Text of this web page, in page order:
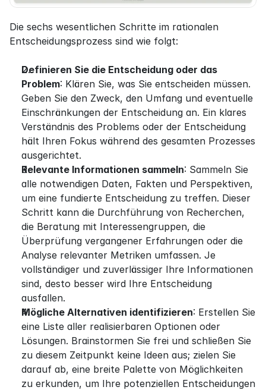
Die sechs wesentlichen Schritte im rationalen
Entscheidungsprozess sind wie folgt:
Definieren Sie die Entscheidung oder das
Problem: Klären Sie, was Sie entscheiden müssen.
Geben Sie den Zweck, den Umfang und eventuelle
Einschränkungen der Entscheidung an. Ein klares
Verständnis des Problems oder der Entscheidung
hält Ihren Fokus während des gesamten Prozesses
ausgerichtet.
Relevante Informationen sammeln: Sammeln Sie
alle notwendigen Daten, Fakten und Perspektiven,
um eine fundierte Entscheidung zu treffen. Dieser
Schritt kann die Durchführung von Recherchen,
die Beratung mit Interessengruppen, die
Überprüfung vergangener Erfahrungen oder die
Analyse relevanter Metriken umfassen. Je
vollständiger und zuverlässiger Ihre Informationen
sind, desto besser wird Ihre Entscheidung
ausfallen.
Mögliche Alternativen identifizieren: Erstellen Sie
eine Liste aller realisierbaren Optionen oder
Lösungen. Brainstormen Sie frei und schließen Sie
zu diesem Zeitpunkt keine Ideen aus; zielen Sie
darauf ab, eine breite Palette von Möglichkeiten
zu erkunden, um Ihre potenziellen Entscheidungen